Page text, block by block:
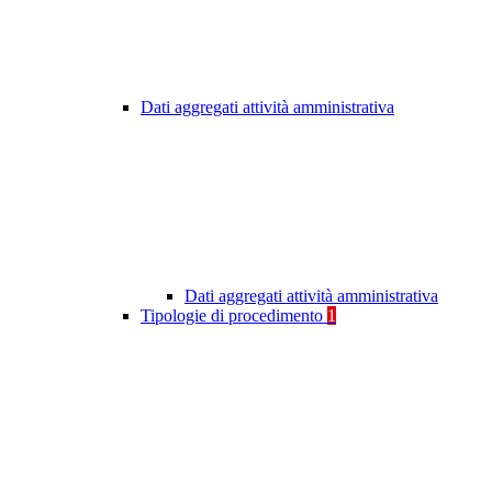
Dati aggregati attività amministrativa
Dati aggregati attività amministrativa
Tipologie di procedimento 1